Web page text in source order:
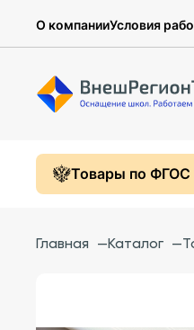
О компанииУсловия
Товары по ФГОС
Главная —Каталог —